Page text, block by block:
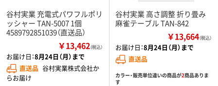
谷村実業 充電式パワフルポリ
ッシャー TAN-5007 1個
4589792851039（直送品）
￥13,462（税込）
お届け日：8月24日（月）まで
直送品 谷村実業株式会社か
らお届け
谷村実業 高さ調整 折り畳み
麻雀テーブル TAN-842
￥13,664（税込）
お届け日：8月24日（月）まで
直送品
カラー・販売単位違いの商品が2商品ありま
す